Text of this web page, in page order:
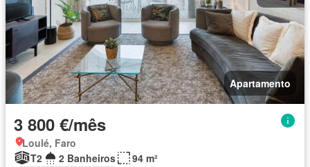
Apartamento
3 800 €/mês
Loulé, Faro
T2
2 Banheiros
94 m²